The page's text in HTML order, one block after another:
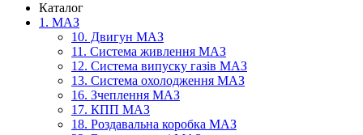
Каталог
1. МАЗ
10. Двигун МАЗ
11. Система живлення МАЗ
12. Система випуску газів МАЗ
13. Система охолодження МАЗ
16. Зчеплення МАЗ
17. КПП МАЗ
18. Роздавальна коробка МАЗ